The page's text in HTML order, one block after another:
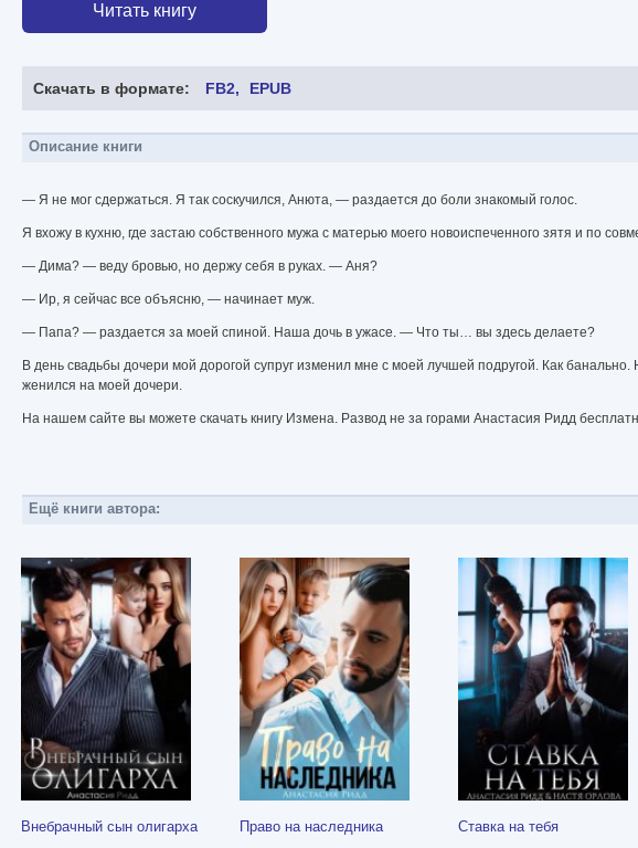
Читать книгу
Скачать в формате: FB2 EPUB
Описание книги
— Я не мог сдержаться. Я так соскучился, Анюта, — раздается до боли знакомый голос.
Я вхожу в кухню, где застаю собственного мужа с матерью моего новоиспеченного зятя и по
— Дима? — веду бровью, но держу себя в руках. — Аня?
— Ир, я сейчас все объясню, — начинает муж.
— Папа? — раздается за моей спиной. Наша дочь в ужасе. — Что ты… вы здесь делаете?
В день свадьбы дочери мой дорогой супруг изменил мне с моей лучшей подругой. Как
женился на моей дочери.
На нашем сайте вы можете скачать книгу Измена. Развод не за горами Анастасия Ридд
Ещё книги автора:
Внебрачный сын олигарха Право на наследника Ставка на тебя